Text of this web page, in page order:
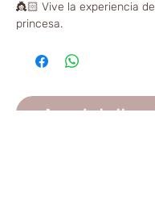
👸🏻 Vive la experiencia
princesa.
Agenda tu